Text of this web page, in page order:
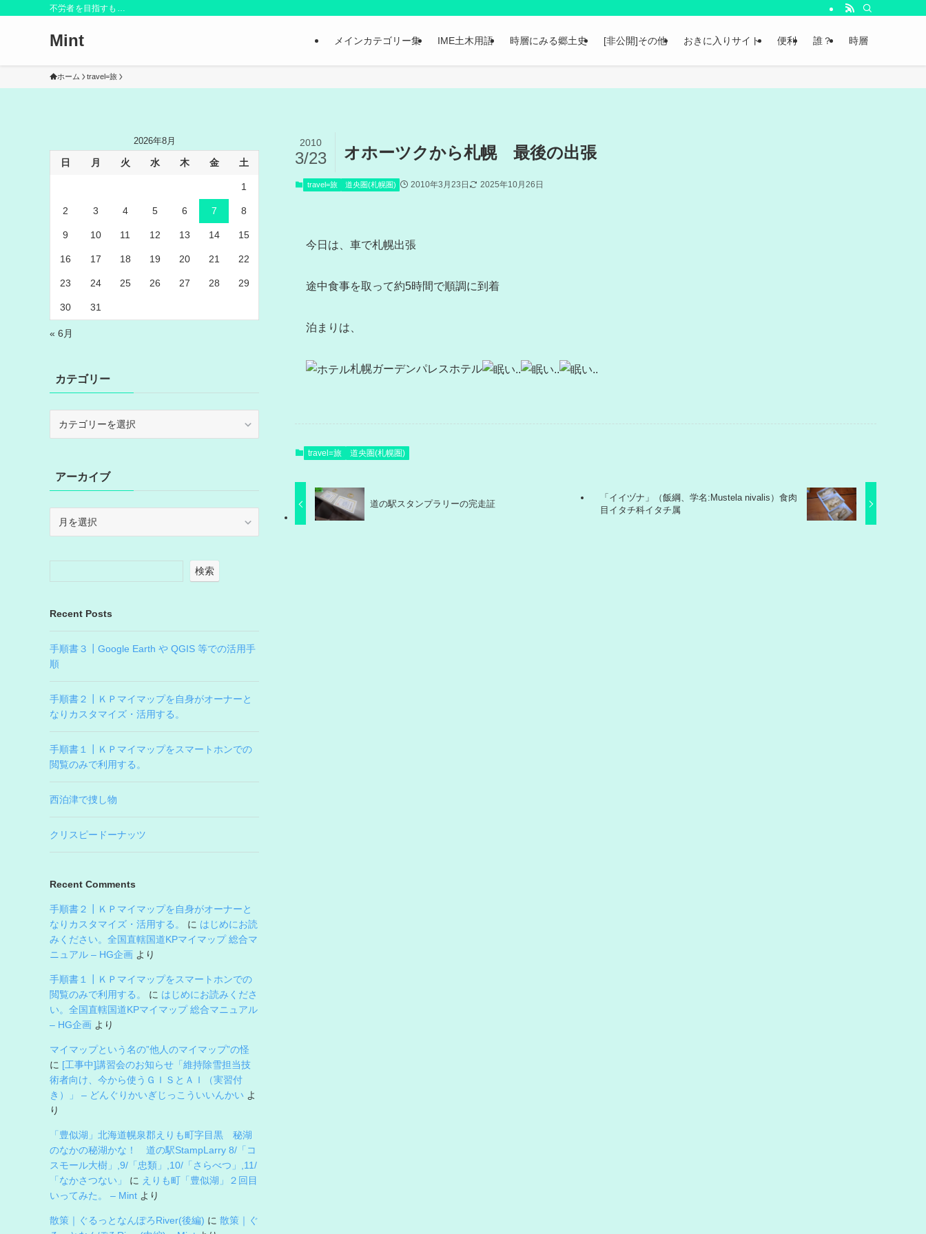
不労者を目指すも…
Mint メインカテゴリー集 IME土木用語 時層にみる郷土史 [非公開]その他 おきに入りサイト 便利 誰？ 時層
ホーム travel=旅
オホーツクから札幌 最後の出張
2010
3/23
travel=旅 道央圏(札幌圏) 2010年3月23日 2025年10月26日
今日は、車で札幌出張
途中食事を取って約5時間で順調に到着
泊まりは、
札幌ガーデンパレスホテル
travel=旅 道央圏(札幌圏)
道の駅スタンプラリーの完走証
「イイヅナ」（飯綱、学名:Mustela nivalis）食肉
目イタチ科イタチ属
2026年8月
日 月 火 水 木 金 土
1
2 3 4 5 6 7 8
9 10 11 12 13 14 15
16 17 18 19 20 21 22
23 24 25 26 27 28 29
30 31
« 6月
カテゴリー
ーアーカイブ
イ
検索
Recent Posts
手順書３┃Google Earth や QGIS 等での活用手
順
手順書２┃ＫＰマイマップを自身がオーナーと
なりカスタマイズ・活用する。
手順書１┃ＫＰマイマップをスマートホンでの
閲覧のみで利用する。
西泊津で捜し物
クリスピードーナッツ
Recent Comments
手順書２┃ＫＰマイマップを自身がオーナーと
なりカスタマイズ・活用する。
に はじめにお読
みください。全国直轄国道KPマイマップ 総合マ
ニュアル – HG企画 より
手順書１┃ＫＰマイマップをスマートホンでの
閲覧のみで利用する。
に はじめにお読みくださ
い。全国直轄国道KPマイマップ 総合マニュアル
– HG企画 より
マイマップという名の”他人のマイマップ”の怪
に [工事中]講習会のお知らせ「維持除雪担当技
術者向け、今から使うＧＩＳとＡＩ（実習付
き）」 – どんぐりかいぎじっこういいんかい よ
り
「豊似湖」北海道幌泉郡えりも町字目黒 秘湖
のなかの秘湖かな！ 道の駅StampLarry 8/「コ
スモール大樹」,9/「忠類」,10/「さらべつ」,11/
「なかさつない」
に えりも町「豊似湖」２回目
いってみた。 – Mint より
散策｜ぐるっとなんぽろRiver(後編) に 散策｜ぐ